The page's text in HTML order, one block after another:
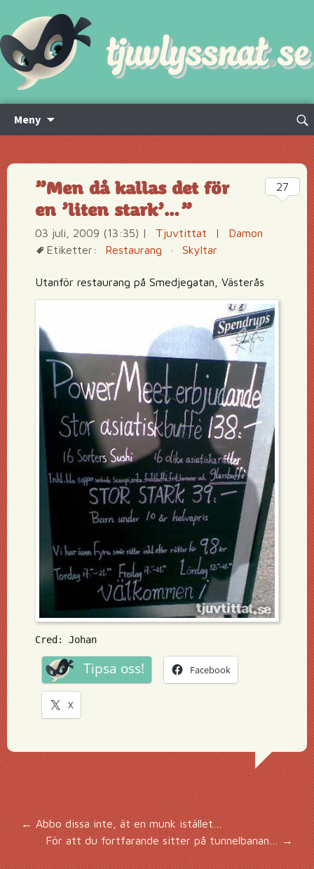
Meny
innehåll
Sök
”Men då kallas det för
en ’liten stark’…”
03 juli, 2009 (13:35) | Tjuvtittat |
Damon
Etiketter:
Restaurang · Skyltar
Utanför restaurang på Smedjegatan, Västerås
Cred: Johan
Tipsa oss! Facebook
X
27
Inläggsnavigering
←Abbo dissa inte, ät en munk istället…
För att du fortfarande sitter på tunnelbanan…→